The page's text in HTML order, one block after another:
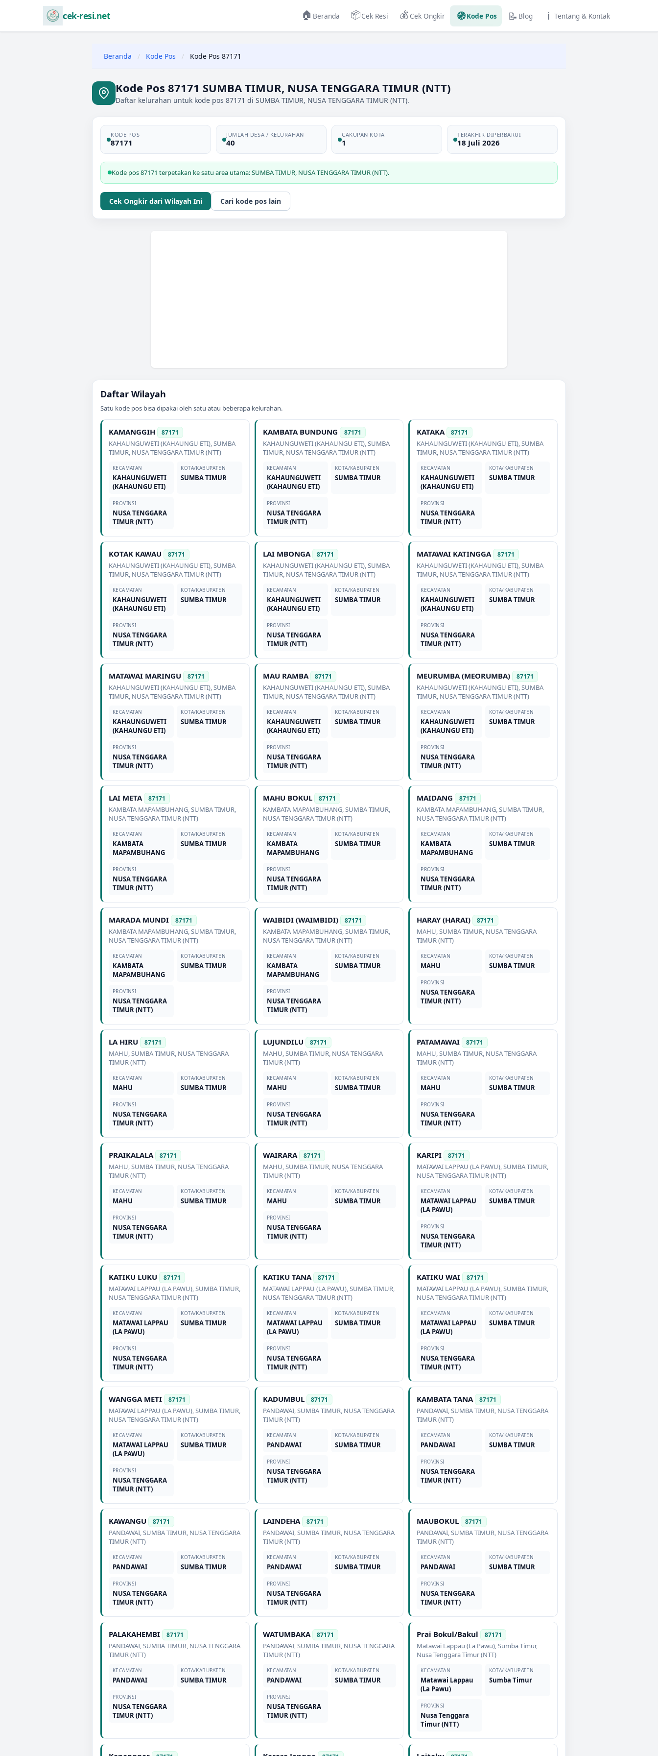
cek-resi.net 🏠 Beranda 📦Cek Resi 💰 Cek Ongkir 🧭Kode Pos 📝 Blog ℹ️ Tentang & Kontak
Beranda / Kode Pos / Kode Pos 87171
Kode Pos 87171 SUMBA TIMUR, NUSA TENGGARA TIMUR (NTT)
Daftar kelurahan untuk kode pos 87171 di SUMBA TIMUR, NUSA TENGGARA TIMUR (NTT).
KODE POS
87171
JUMLAH DESA / KELURAHAN
40
CAKUPAN KOTA
1
TERAKHIR DIPERBARUI
18 Juli 2026
Kode pos 87171 terpetakan ke satu area utama: SUMBA TIMUR, NUSA TENGGARA TIMUR (NTT).
Cek Ongkir dari Wilayah Ini Cari kode pos lain
Daftar Wilayah
Satu kode pos bisa dipakai oleh satu atau beberapa kelurahan.
KAMANGGIH 87171
KAHAUNGUWETI (KAHAUNGU ETI),SUMBA
TIMUR, NUSA TENGGARA TIMUR (NTT)
KECAMATAN
KAHAUNGUWETI
(KAHAUNGU ETI)
KOTA/KABUPATEN
SUMBA TIMUR
PROVINSI
NUSA TENGGARA
TIMUR (NTT)
KAMBATA BUNDUNG 87171
KAHAUNGUWETI (KAHAUNGU ETI),SUMBA
TIMUR, NUSA TENGGARA TIMUR (NTT)
KECAMATAN
KAHAUNGUWETI
(KAHAUNGU ETI)
KOTA/KABUPATEN
SUMBA TIMUR
PROVINSI
NUSA TENGGARA
TIMUR (NTT)
KATAKA 87171
KAHAUNGUWETI (KAHAUNGU ETI),SUMBA
TIMUR, NUSA TENGGARA TIMUR (NTT)
KECAMATAN
KAHAUNGUWETI
(KAHAUNGU ETI)
KOTA/KABUPATEN
SUMBA TIMUR
PROVINSI
NUSA TENGGARA
TIMUR (NTT)
KOTAK KAWAU 87171
KAHAUNGUWETI (KAHAUNGU ETI),SUMBA
TIMUR, NUSA TENGGARA TIMUR (NTT)
KECAMATAN
KAHAUNGUWETI
(KAHAUNGU ETI)
KOTA/KABUPATEN
SUMBA TIMUR
PROVINSI
NUSA TENGGARA
TIMUR (NTT)
LAI MBONGA 87171
KAHAUNGUWETI (KAHAUNGU ETI),SUMBA
TIMUR, NUSA TENGGARA TIMUR (NTT)
KECAMATAN
KAHAUNGUWETI
(KAHAUNGU ETI)
KOTA/KABUPATEN
SUMBA TIMUR
PROVINSI
NUSA TENGGARA
TIMUR (NTT)
MATAWAI KATINGGA 87171
KAHAUNGUWETI (KAHAUNGU ETI),SUMBA
TIMUR, NUSA TENGGARA TIMUR (NTT)
KECAMATAN
KAHAUNGUWETI
(KAHAUNGU ETI)
KOTA/KABUPATEN
SUMBA TIMUR
PROVINSI
NUSA TENGGARA
TIMUR (NTT)
MATAWAI MARINGU 87171
KAHAUNGUWETI (KAHAUNGU ETI),SUMBA
TIMUR, NUSA TENGGARA TIMUR (NTT)
KECAMATAN
KAHAUNGUWETI
(KAHAUNGU ETI)
KOTA/KABUPATEN
SUMBA TIMUR
PROVINSI
NUSA TENGGARA
TIMUR (NTT)
MAU RAMBA 87171
KAHAUNGUWETI (KAHAUNGU ETI),SUMBA
TIMUR, NUSA TENGGARA TIMUR (NTT)
KECAMATAN
KAHAUNGUWETI
(KAHAUNGU ETI)
KOTA/KABUPATEN
SUMBA TIMUR
PROVINSI
NUSA TENGGARA
TIMUR (NTT)
MEURUMBA (MEORUMBA) 87171
KAHAUNGUWETI (KAHAUNGU ETI),SUMBA
TIMUR, NUSA TENGGARA TIMUR (NTT)
KECAMATAN
KAHAUNGUWETI
(KAHAUNGU ETI)
KOTA/KABUPATEN
SUMBA TIMUR
PROVINSI
NUSA TENGGARA
TIMUR (NTT)
LAI META 87171
KAMBATA MAPAMBUHANG,SUMBA TIMUR,
NUSA TENGGARA TIMUR (NTT)
KECAMATAN
KAMBATA
MAPAMBUHANG
KOTA/KABUPATEN
SUMBA TIMUR
PROVINSI
NUSA TENGGARA
TIMUR (NTT)
MAHU BOKUL 87171
KAMBATA MAPAMBUHANG,SUMBA TIMUR,
NUSA TENGGARA TIMUR (NTT)
KECAMATAN
KAMBATA
MAPAMBUHANG
KOTA/KABUPATEN
SUMBA TIMUR
PROVINSI
NUSA TENGGARA
TIMUR (NTT)
MAIDANG 87171
KAMBATA MAPAMBUHANG,SUMBA TIMUR,
NUSA TENGGARA TIMUR (NTT)
KECAMATAN
KAMBATA
MAPAMBUHANG
KOTA/KABUPATEN
SUMBA TIMUR
PROVINSI
NUSA TENGGARA
TIMUR (NTT)
MARADA MUNDI 87171
KAMBATA MAPAMBUHANG,SUMBA TIMUR,
NUSA TENGGARA TIMUR (NTT)
KECAMATAN
KAMBATA
MAPAMBUHANG
KOTA/KABUPATEN
SUMBA TIMUR
PROVINSI
NUSA TENGGARA
TIMUR (NTT)
WAIBIDI (WAIMBIDI) 87171
KAMBATA MAPAMBUHANG,SUMBA TIMUR,
NUSA TENGGARA TIMUR (NTT)
KECAMATAN
KAMBATA
MAPAMBUHANG
KOTA/KABUPATEN
SUMBA TIMUR
PROVINSI
NUSA TENGGARA
TIMUR (NTT)
HARAY (HARAI) 87171
MAHU,SUMBA TIMUR, NUSA TENGGARA
TIMUR (NTT)
KECAMATAN
MAHU
KOTA/KABUPATEN
SUMBA TIMUR
PROVINSI
NUSA TENGGARA
TIMUR (NTT)
LA HIRU 87171
MAHU,SUMBA TIMUR, NUSA TENGGARA
TIMUR (NTT)
KECAMATAN
MAHU
KOTA/KABUPATEN
SUMBA TIMUR
PROVINSI
NUSA TENGGARA
TIMUR (NTT)
LUJUNDILU 87171
MAHU,SUMBA TIMUR, NUSA TENGGARA
TIMUR (NTT)
KECAMATAN
MAHU
KOTA/KABUPATEN
SUMBA TIMUR
PROVINSI
NUSA TENGGARA
TIMUR (NTT)
PATAMAWAI 87171
MAHU,SUMBA TIMUR, NUSA TENGGARA
TIMUR (NTT)
KECAMATAN
MAHU
KOTA/KABUPATEN
SUMBA TIMUR
PROVINSI
NUSA TENGGARA
TIMUR (NTT)
PRAIKALALA 87171
MAHU,SUMBA TIMUR, NUSA TENGGARA
TIMUR (NTT)
KECAMATAN
MAHU
KOTA/KABUPATEN
SUMBA TIMUR
PROVINSI
NUSA TENGGARA
TIMUR (NTT)
WAIRARA 87171
MAHU,SUMBA TIMUR, NUSA TENGGARA
TIMUR (NTT)
KECAMATAN
MAHU
KOTA/KABUPATEN
SUMBA TIMUR
PROVINSI
NUSA TENGGARA
TIMUR (NTT)
KARIPI 87171
MATAWAI LAPPAU (LA PAWU),SUMBA TIMUR,
NUSA TENGGARA TIMUR (NTT)
KECAMATAN
MATAWAI LAPPAU
(LA PAWU)
KOTA/KABUPATEN
SUMBA TIMUR
PROVINSI
NUSA TENGGARA
TIMUR (NTT)
KATIKU LUKU 87171
MATAWAI LAPPAU (LA PAWU),SUMBA TIMUR,
NUSA TENGGARA TIMUR (NTT)
KECAMATAN
MATAWAI LAPPAU
(LA PAWU)
KOTA/KABUPATEN
SUMBA TIMUR
PROVINSI
NUSA TENGGARA
TIMUR (NTT)
KATIKU TANA 87171
MATAWAI LAPPAU (LA PAWU),SUMBA TIMUR,
NUSA TENGGARA TIMUR (NTT)
KECAMATAN
MATAWAI LAPPAU
(LA PAWU)
KOTA/KABUPATEN
SUMBA TIMUR
PROVINSI
NUSA TENGGARA
TIMUR (NTT)
KATIKU WAI 87171
MATAWAI LAPPAU (LA PAWU),SUMBA TIMUR,
NUSA TENGGARA TIMUR (NTT)
KECAMATAN
MATAWAI LAPPAU
(LA PAWU)
KOTA/KABUPATEN
SUMBA TIMUR
PROVINSI
NUSA TENGGARA
TIMUR (NTT)
WANGGA METI 87171
MATAWAI LAPPAU (LA PAWU),SUMBA TIMUR,
NUSA TENGGARA TIMUR (NTT)
KECAMATAN
MATAWAI LAPPAU
(LA PAWU)
KOTA/KABUPATEN
SUMBA TIMUR
PROVINSI
NUSA TENGGARA
TIMUR (NTT)
KADUMBUL 87171
PANDAWAI,SUMBA TIMUR, NUSA TENGGARA
TIMUR (NTT)
KECAMATAN
PANDAWAI
KOTA/KABUPATEN
SUMBA TIMUR
PROVINSI
NUSA TENGGARA
TIMUR (NTT)
KAMBATA TANA 87171
PANDAWAI,SUMBA TIMUR, NUSA TENGGARA
TIMUR (NTT)
KECAMATAN
PANDAWAI
KOTA/KABUPATEN
SUMBA TIMUR
PROVINSI
NUSA TENGGARA
TIMUR (NTT)
KAWANGU 87171
PANDAWAI,SUMBA TIMUR, NUSA TENGGARA
TIMUR (NTT)
KECAMATAN
PANDAWAI
KOTA/KABUPATEN
SUMBA TIMUR
PROVINSI
NUSA TENGGARA
TIMUR (NTT)
LAINDEHA 87171
PANDAWAI,SUMBA TIMUR, NUSA TENGGARA
TIMUR (NTT)
KECAMATAN
PANDAWAI
KOTA/KABUPATEN
SUMBA TIMUR
PROVINSI
NUSA TENGGARA
TIMUR (NTT)
MAUBOKUL 87171
PANDAWAI,SUMBA TIMUR, NUSA TENGGARA
TIMUR (NTT)
KECAMATAN
PANDAWAI
KOTA/KABUPATEN
SUMBA TIMUR
PROVINSI
NUSA TENGGARA
TIMUR (NTT)
PALAKAHEMBI 87171
PANDAWAI,SUMBA TIMUR, NUSA TENGGARA
TIMUR (NTT)
KECAMATAN
PANDAWAI
KOTA/KABUPATEN
SUMBA TIMUR
PROVINSI
NUSA TENGGARA
TIMUR (NTT)
WATUMBAKA 87171
PANDAWAI,SUMBA TIMUR, NUSA TENGGARA
TIMUR (NTT)
KECAMATAN
PANDAWAI
KOTA/KABUPATEN
SUMBA TIMUR
PROVINSI
NUSA TENGGARA
TIMUR (NTT)
Prai Bokul/Bakul 87171
Matawai Lappau (La Pawu),Sumba Timur,
Nusa Tenggara Timur (NTT)
KECAMATAN
Matawai Lappau
(La Pawu)
KOTA/KABUPATEN
Sumba Timur
PROVINSI
Nusa Tenggara
Timur (NTT)